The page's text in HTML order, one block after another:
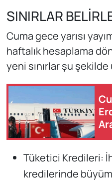
SINIRLAR
Cuma gece yarısı
haftalık hesaplama
yeni sınırlar şu
Tüketici Kredileri:
kredilerinde